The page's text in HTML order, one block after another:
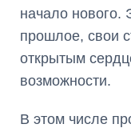
начало нового.
прошлое, свои
открытым
возможности.
В этом числе